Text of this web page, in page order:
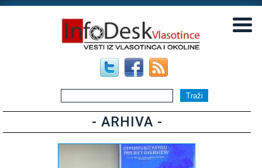
- ARHIVA -